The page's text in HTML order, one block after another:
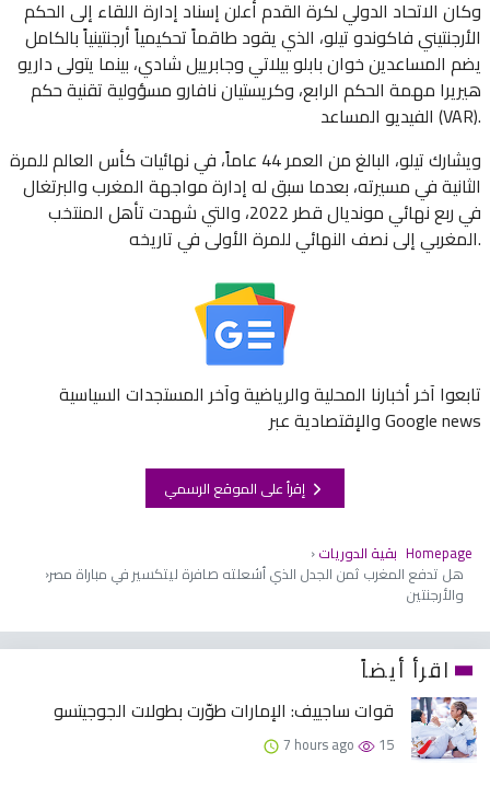
وكان الاتحاد الدولي لكرة القدم أعلن إسناد إدارة اللقاء إلى الحكم
الأرجنتيني فاكوندو تيلو، الذي يقود طاقماً تحكيمياً أرجنتينياً بالكامل
يضم المساعدين خوان بابلو بيلاتي وجابرييل شادي، بينما يتولى داريو
هيريرا مهمة الحكم الرابع، وكريستيان نافارو مسؤولية تقنية حكم
الفيديو المساعد (VAR).
ويشارك تيلو، البالغ من العمر 44 عاماً، في نهائيات كأس العالم للمرة
الثانية في مسيرته، بعدما سبق له إدارة مواجهة المغرب والبرتغال
في ربع نهائي مونديال قطر 2022، والتي شهدت تأهل المنتخب
المغربي إلى نصف النهائي للمرة الأولى في تاريخه.
تابعوا آخر أخبارنا المحلية والرياضية وآخر المستجدات السياسية
والإقتصادية عبر Google news
Homepage بقية الدوريات
هل تدفع المغرب ثمن الجدل الذي أشعلته صافرة ليتكسير في مباراة مصر
والأرجنتين
اقرأ أيضاً
قوات ساجييف: الإمارات طوّرت بطولات الجوجيتسو
7 hours ago 15